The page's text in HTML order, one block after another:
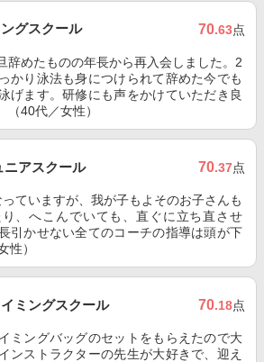
グスクール 70.63点
辞めたものの年長から再入会しました。2
かり泳法も身につけられて辞めた今でも
げます。研修にも声をかけていただき良
（40代／女性）
ニアスクール 70.37点
ていますが、我が子もよそのお子さんも
、へこんでいても、直ぐに立ち直させ
引かせない全てのコーチの指導は頭が下
性）
ミングスクール 70.18点
ミングバッグのセットをもらえたので大
ンストラクターの先生が大好きで、迎え